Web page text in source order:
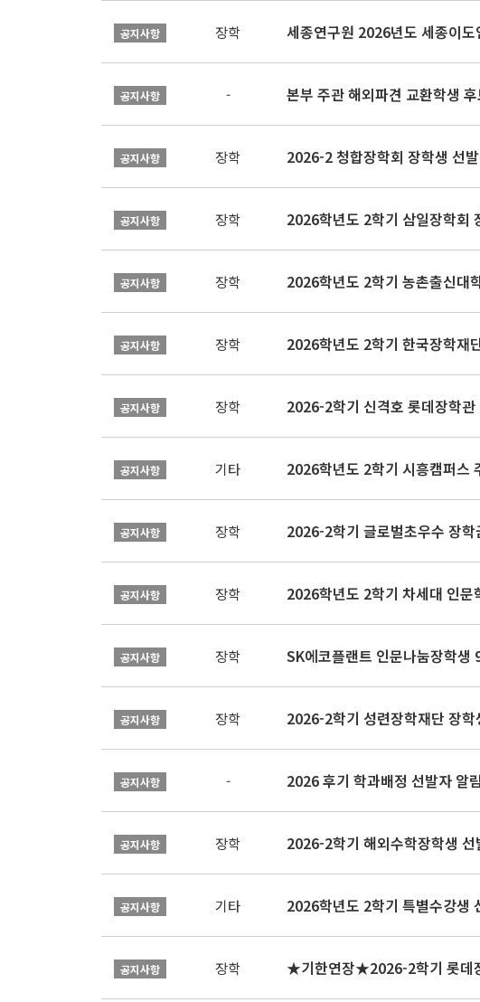
공지사항 장학
공지사항 - 본부 주관 해외파견 교환학생
공지사항 장학 2026-2 청합장학회 장학생 선
공지사항 장학 2026학년도 2학기 삼일장학
공지사항 장학 2026학년도 2학기 농촌출신대
공지사항 장학 2026학년도 2학기 한국장학재
공지사항 장학 2026-2학기 신격호 롯데장학
공지사항 기타 2026학년도 2학기 시흥캠퍼스
공지사항 장학
공지사항 장학
공지사항 장학 SK에코플랜트 인문나눔장학
공지사항 장학 2026-2학기 성련장학재단 장
공지사항 - 2026 후기 학과배정 선발자 알림
공지사항 장학 2026-2학기 해외수학장학생
공지사항 기타 2026학년도 2학기 특별수강생
공지사항 장학